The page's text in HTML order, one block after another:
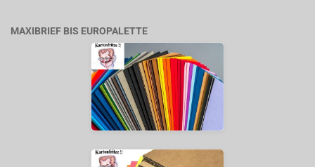
MAXIBRIEF BIS EUROPALETTE